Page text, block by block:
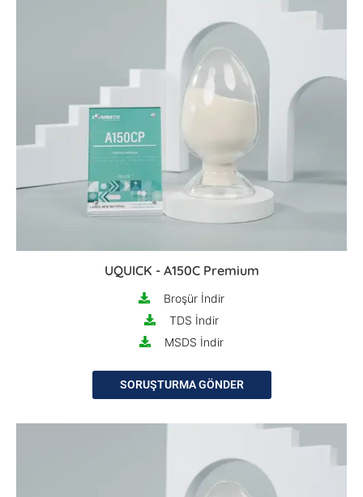
UQUICK - A150C Premium
Broşür İndir
TDS İndir
MSDS İndir
SORUŞTURMA GÖNDER